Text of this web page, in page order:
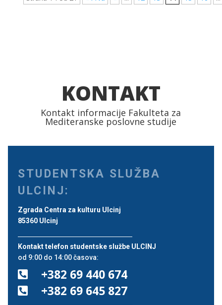
KONTAKT
Kontakt informacije Fakulteta za
Mediteranske poslovne studije
STUDENTSKA SLUŽBA
ULCINJ:
Zgrada Centra za kulturu Ulcinj
85360 Ulcinj
Kontakt telefon studentske službe ULCINJ
od 9:00 do 14:00 časova:
 +382 69 440 674
 +382 69 645 827